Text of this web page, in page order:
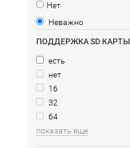
Нет
Неважно
ПОДДЕРЖКА SD КАРТЫ
есть
нет
16
32
64
показать еще